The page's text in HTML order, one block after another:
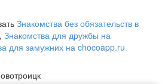
Знакомства без обязательств в
, Знакомства для дружбы на
для замужних на chocoapp.ru